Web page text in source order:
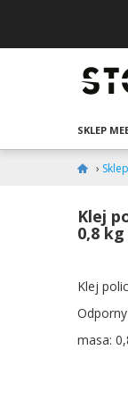
SKLEP
›
Klej
0,8
Klej
masa: